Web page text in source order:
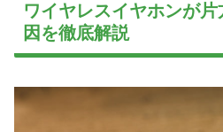
ワイヤレスイヤホンが
因を徹底解説